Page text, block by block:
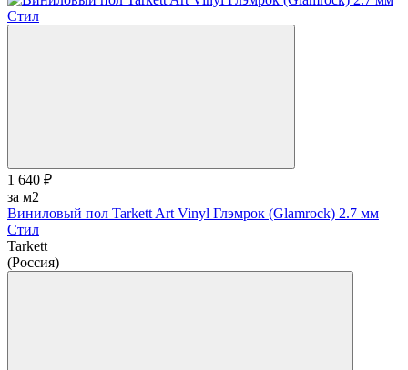
1 640 ₽
за м2
Виниловый пол Tarkett Art Vinyl Глэмрок (Glamrock) 2.7 мм
Стил
Tarkett
(Россия)